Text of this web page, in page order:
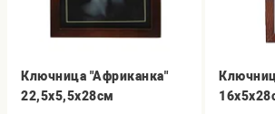
Ключница "Африканка"
22,5х5,5х28см